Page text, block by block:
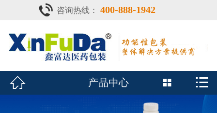
 首页
产品中心
泡腾片瓶
鑫富达资质
咨询热线： 400-888-1942
 产品中心  